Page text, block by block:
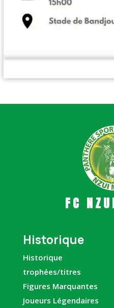
FC
Historique
Historique
trophées/titres
Figures Marquantes
Joueurs Légendaires